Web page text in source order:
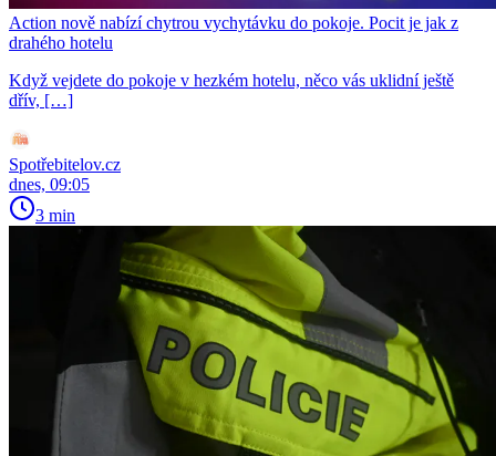
Action nově nabízí chytrou vychytávku do pokoje. Pocit je jak z
drahého hotelu
Když vejdete do pokoje v hezkém hotelu, něco vás uklidní ještě
dřív, […]
Spotřebitelov.cz
dnes, 09:05
3 min